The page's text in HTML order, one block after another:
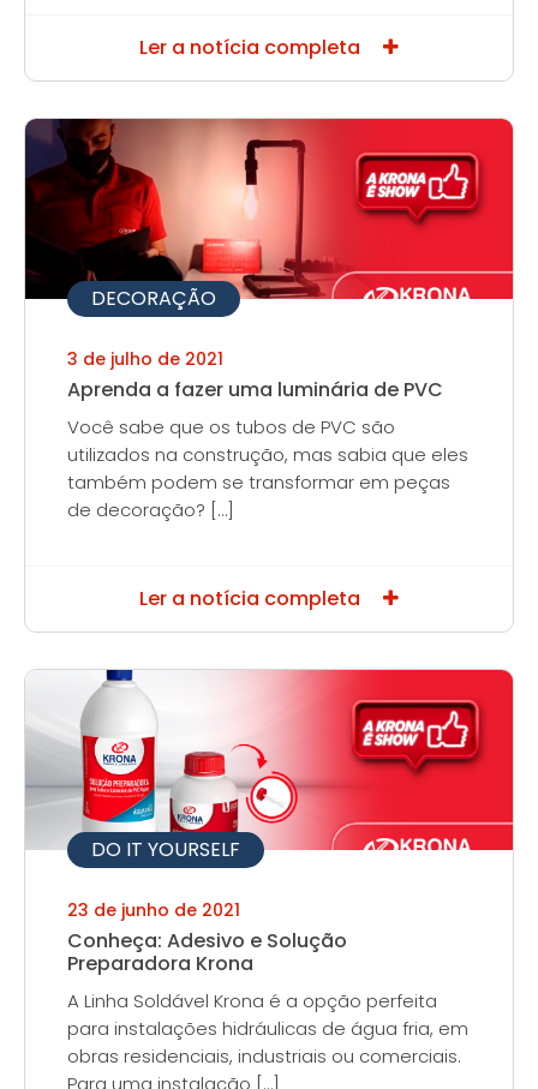
Ler a notícia completa
DECORAÇÃO
3 de julho de 2021
Aprenda a fazer uma luminária de PVC
Você sabe que os tubos de PVC são
utilizados na construção, mas sabia que eles
também podem se transformar em peças
de decoração? […]
Ler a notícia completa
DO IT YOURSELF
23 de junho de 2021
Conheça: Adesivo e Solução
Preparadora Krona
A Linha Soldável Krona é a opção perfeita
para instalações hidráulicas de água fria, em
obras residenciais, industriais ou comerciais.
Para uma instalação […]